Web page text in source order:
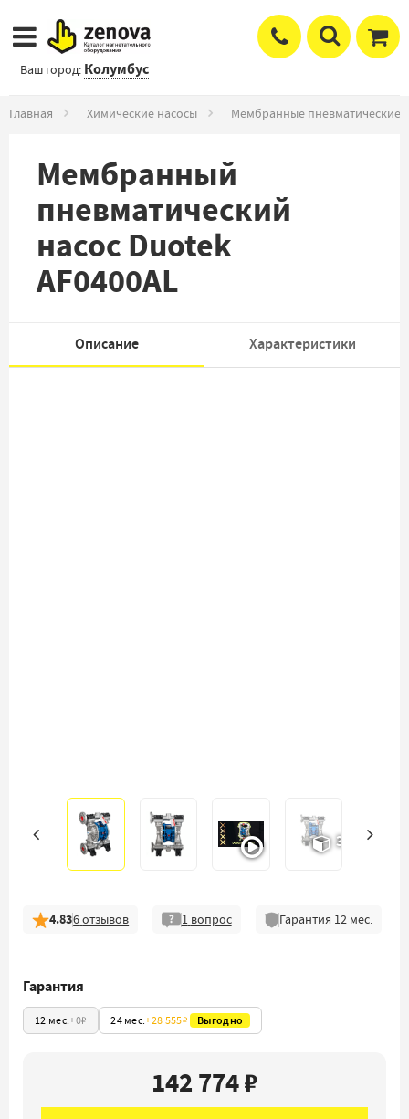
Ваш город: Колумбус
Главная Химические насосы Мембранные пневматические
Мембранный
пневматический
насос Duotek
AF0400AL
Описание Характеристики
3D
4.836отзывов 1 вопрос Гарантия 12 мес.
Гарантия
12 мес.+0₽ 24 мес.+28 555₽ Выгодно
142 774 ₽